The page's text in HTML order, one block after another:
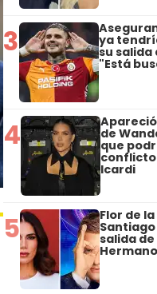
3 ya
su salida
"Está
4 de
que
conflicto
Icardi
5 Flor de
salida